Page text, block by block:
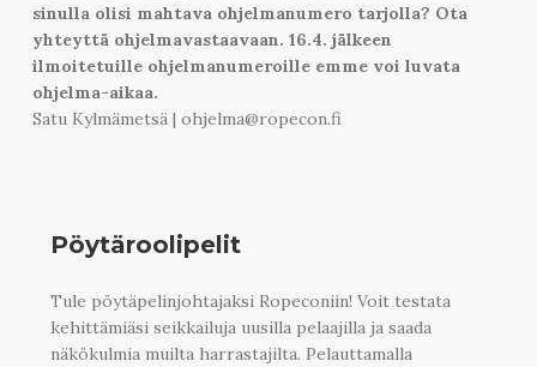
sinulla olisi mahtava ohjelmanumero tarjolla? Ota
yhteyttä ohjelmavastaavaan. 16.4. jälkeen
ilmoitetuille ohjelmanumeroille emme voi luvata
ohjelma-aikaa.
Satu Kylmämetsä | ohjelma@ropecon.fi
Pöytäroolipelit
Tule pöytäpelinjohtajaksi Ropeconiin! Voit testata
kehittämiäsi seikkailuja uusilla pelaajilla ja saada
näkökulmia muilta harrastajilta. Pelauttamalla